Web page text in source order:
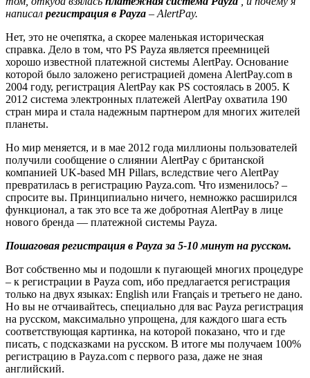
написал регистрация в Payza – AlertPay.
Нет, это не очепятка, а скорее маленькая историческая
справка. Дело в том, что PS Payza является преемницей
хорошо известной платежной системы AlertPay. Основание
которой было заложено регистрацией домена AlertPay.com в
2004 году, регистрация AlertPay как PS состоялась в 2005. К
2012 система электронных платежей AlertPay охватила 190
стран мира и стала надежным партнером для многих жителей
планеты.
Но мир меняется, и в мае 2012 года миллионы пользователей
получили сообщение о слиянии AlertPay с британской
компанией UK-based MH Pillars, вследствие чего AlertPay
превратилась в регистрацию Payza.com. Что изменилось? –
спросите вы. Принципиально ничего, немножко расширился
функционал, а так это все та же добротная AlertPay в лице
нового бренда — платежной системы Payza.
Пошаговая регистрация в Payza за 5-10 минут на русском.
Вот собственно мы и подошли к пугающей многих процедуре
– к регистрации в Payza com, ибо предлагается регистрация
только на двух языках: English или Français и третьего не дано.
Но вы не отчаивайтесь, специально для вас Payza регистрация
на русском, максимально упрощена, для каждого шага есть
соответствующая картинка, на которой показано, что и где
писать, с подсказками на русском. В итоге мы получаем 100%
регистрацию в Payza.com с первого раза, даже не зная
английский.